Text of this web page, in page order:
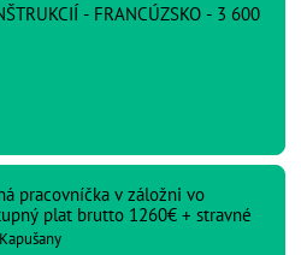
- FRANCÚZSKO - 3 600
pracovníčka v záložni vo
plat brutto 1260€ + stravné